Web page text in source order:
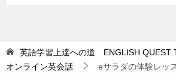
英語学習上達への道 ENGLISH QUEST
オンライン英会話
eサラダの体験レッ